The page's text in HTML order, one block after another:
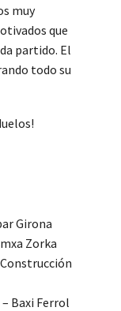
muy
que
partido. El
todo su
Girona
Zorka
Baxi Ferrol